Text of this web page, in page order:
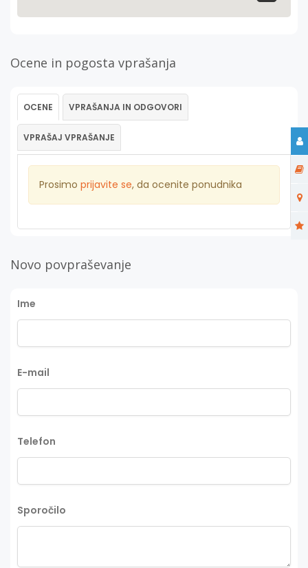
Ocene in pogosta vprašanja
OCENE VPRAŠANJA IN ODGOVORI
VPRAŠAJ VPRAŠANJE
Prosimo prijavite se, da ocenite ponudnika
Novo povpraševanje
Ime
E-mail
Telefon
Sporočilo